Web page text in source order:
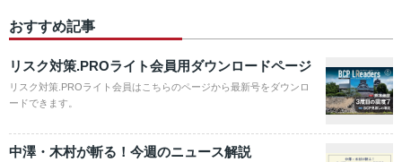
おすすめ記事
リスク対策.PROライト会員用ダウンロードページ
リスク対策.PROライト会員はこちらのページから最新号をダウンロ
ードできます。
中澤・木村が斬る！今週のニュース解説